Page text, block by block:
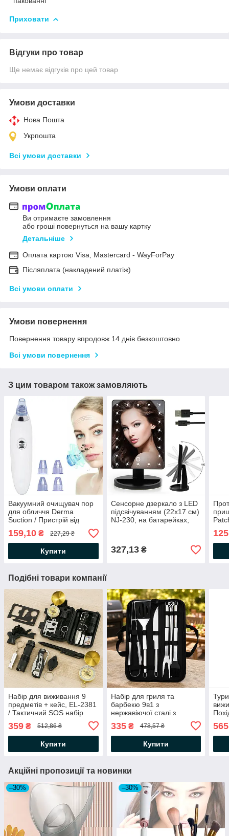
Приховати
Відгуки про товар
Ще немає відгуків про цей товар
Умови доставки
Нова Пошта
Укрпошта
Всі умови доставки
Умови оплати
Ви отримаєте замовлення
або гроші повернуться на вашу картку
Детальніше
Оплата картою Visa, Mastercard - WayForPay
Післяплата (накладений платіж)
Всі умови оплати
Умови повернення
Повернення товару впродовж 14 днів безкоштовно
Всі умови повернення
З цим товаром також замовляють
Вакуумний очищувач пор
для обличчя Derma
Suction / Пристрій від
для чищення обличчя
159,10 ₴ 227,29 ₴
Купити
Сенсорне дзеркало з LED
підсвічуванням (22x17 см)
NJ-230, на батарейках,
327,13₴
Подібні товари компанії
Набір для виживання 9
предметів + кейс, EL-2381
/ Тактичний SOS набір
виживальника
359 ₴ 512,86 ₴
Купити
Набір для гриля та
барбекю 9в1 з
нержавіючої сталі з
Комплект інструментів для
шашлику / Інструменти
для барбекю
335₴ 478,57 ₴
Купити
для
565
Акційні пропозиції та новинки
–30% –30%